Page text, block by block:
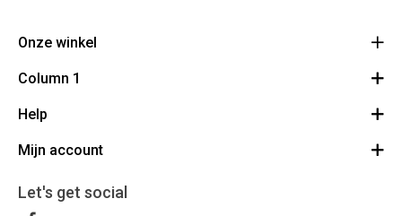
Onze winkel
Bouchons Leclercq
Avenue de L'Espérance 6220 Fleurus - Lambusart
0032 (0)71/ 81 10 56
Column 1
Bestelling herroepen
Help
FAQ
Contact
Mijn account
Mijn Account
Inloggen/Registreren
Let's get social